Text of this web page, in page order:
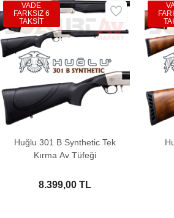
Huğlu 301 B Synthetic Tek
Kırma Av Tüfeği
8.399,00 TL
VADE
FARKSIZ 6
TAKSİT